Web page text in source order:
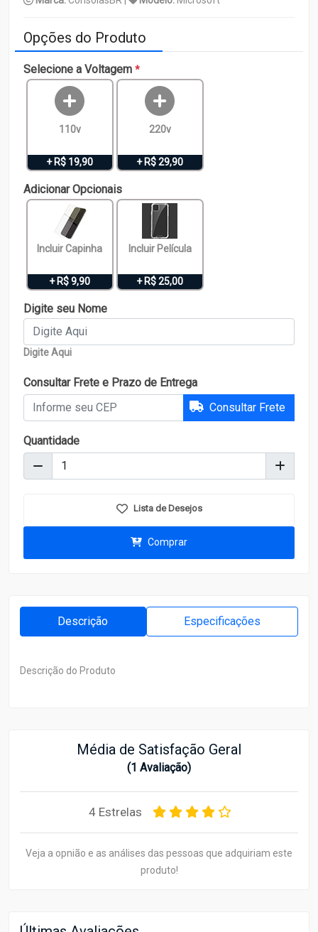
Opções do Produto
Selecione a Voltagem *
110v
+ R$ 19,90
220v
+ R$ 29,90
Adicionar Opcionais
Incluir Capinha
+ R$ 9,90
Incluir Película
+ R$ 25,00
Digite seu Nome
Digite Aqui
Consultar Frete e Prazo de Entrega
Consultar Frete
Quantidade
Lista de Desejos
Comprar
Descrição Especificações
Descrição do Produto
Média de Satisfação Geral
(1 Avaliação)
4 Estrelas
Veja a opnião e as análises das pessoas que adquiriam este
produto!